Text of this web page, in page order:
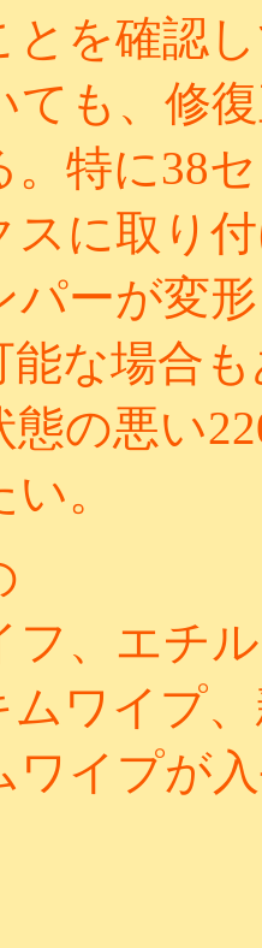
とを確認
ても、修
。特に38
スに取り
パーが変
能な場合
の悪い
。
フ、エチ
ムワイプ
ワイプが